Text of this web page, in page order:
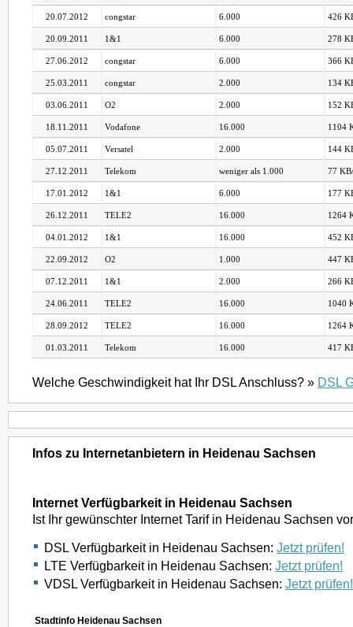
20.07.2012 congstar 6.000 426
20.09.2011 1&1 6.000 278
27.06.2012 congstar 6.000 366
25.03.2011 congstar 2.000 134
03.06.2011 O2 2.000 152
18.11.2011 Vodafone 16.000 1104
05.07.2011 Versatel 2.000 144
27.12.2011 Telekom weniger als 1.000 77
17.01.2012 1&1 6.000 177
26.12.2011 TELE2 16.000 1264
04.01.2012 1&1 16.000 452
22.09.2012 O2 1.000 447
07.12.2011 1&1 2.000 266
24.06.2011 TELE2 16.000 1040
28.09.2012 TELE2 16.000 1264
01.03.2011 Telekom 16.000 417
Welche Geschwindigkeit hat Ihr DSL Anschluss? » DSL
Infos zu Internetanbietern in Heidenau Sachsen
Internet Verfügbarkeit in Heidenau Sachsen
Ist Ihr gewünschter Internet Tarif in Heidenau Sachsen
DSL Verfügbarkeit in Heidenau Sachsen: Jetzt prüfen!
LTE Verfügbarkeit in Heidenau Sachsen: Jetzt prüfen!
VDSL Verfügbarkeit in Heidenau Sachsen: Jetzt prüfen!
Stadtinfo Heidenau Sachsen